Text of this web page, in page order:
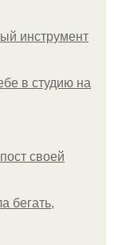
инструмент
в студию на
своей
бегать,